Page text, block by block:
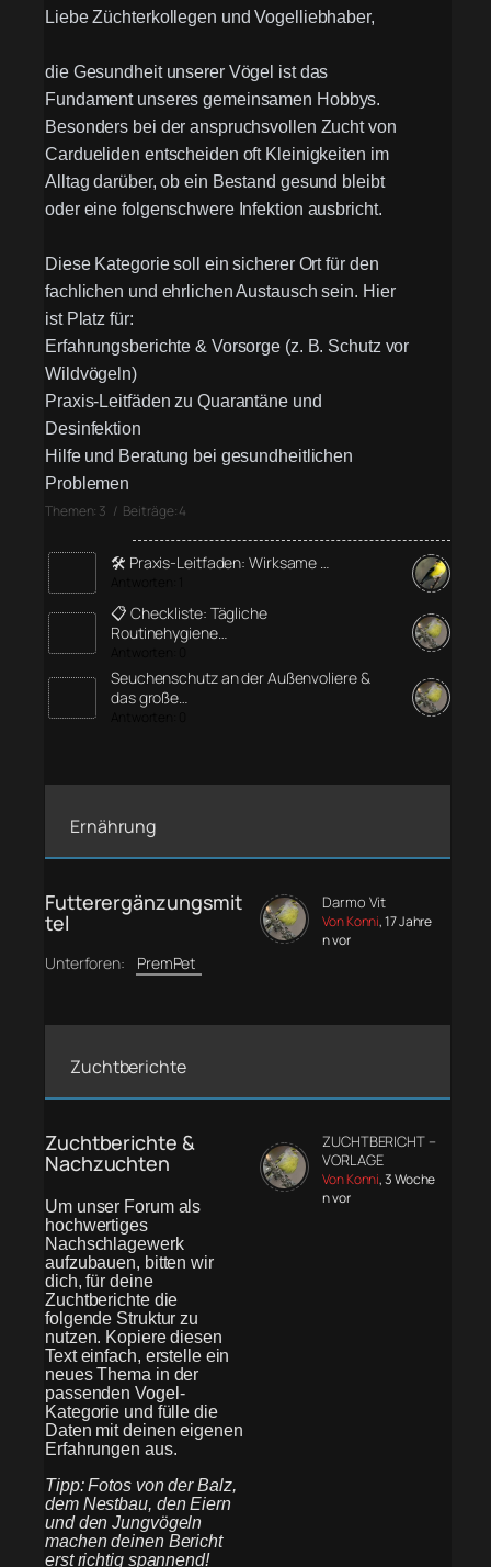
Liebe Züchterkollegen und Vogelliebhaber,
die Gesundheit unserer Vögel ist das
Fundament unseres gemeinsamen Hobbys.
Besonders bei der anspruchsvollen Zucht von
Cardueliden entscheiden oft Kleinigkeiten im
Alltag darüber, ob ein Bestand gesund bleibt
oder eine folgenschwere Infektion ausbricht.
Diese Kategorie soll ein sicherer Ort für den
fachlichen und ehrlichen Austausch sein. Hier
ist Platz für:
Erfahrungsberichte & Vorsorge (z. B. Schutz vor
Wildvögeln)
Praxis-Leitfäden zu Quarantäne und
Desinfektion
Hilfe und Beratung bei gesundheitlichen
Problemen
Themen: 3 / Beiträge: 4
🛠️ Praxis-Leitfaden: Wirksame …
📋 Checkliste: Tägliche
Routinehygiene…
Seuchenschutz an der Außenvoliere &
das große…
Ernährung
Futterergänzungsmit
tel
Unterforen: PremPet
Darmo Vit
Von Konni, 17 Jahre
n vor
Zuchtberichte
Zuchtberichte &
Nachzuchten
Um unser Forum als
hochwertiges
Nachschlagewerk
aufzubauen, bitten wir
dich, für deine
Zuchtberichte die
folgende Struktur zu
nutzen. Kopiere diesen
Text einfach, erstelle ein
neues Thema in der
passenden Vogel-
Kategorie und fülle die
Daten mit deinen eigenen
Erfahrungen aus.
Tipp: Fotos von der Balz,
dem Nestbau, den Eiern
und den Jungvögeln
machen deinen Bericht
erst richtig spannend!
ZUCHTBERICHT –
VORLAGE
Von Konni, 3 Woche
n vor